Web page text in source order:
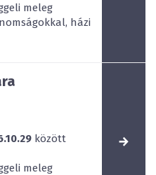
meleg
házi
között
meleg